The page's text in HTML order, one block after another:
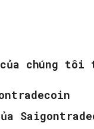
của chúng